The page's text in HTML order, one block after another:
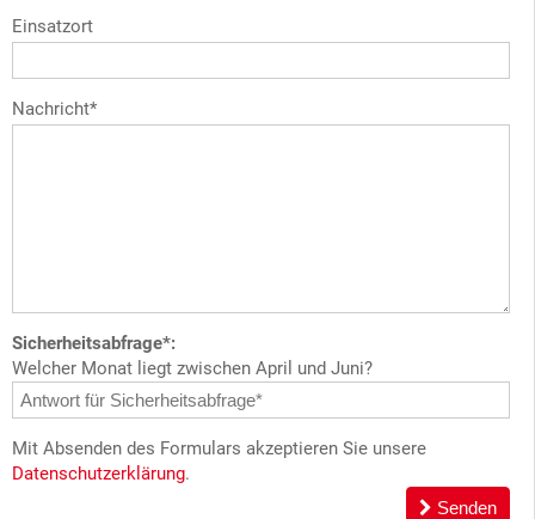
Einsatzort
Nachricht*
Sicherheitsabfrage*:
Welcher Monat liegt zwischen April und Juni?
Mit Absenden des Formulars akzeptieren Sie unsere
Datenschutzerklärung.
Senden